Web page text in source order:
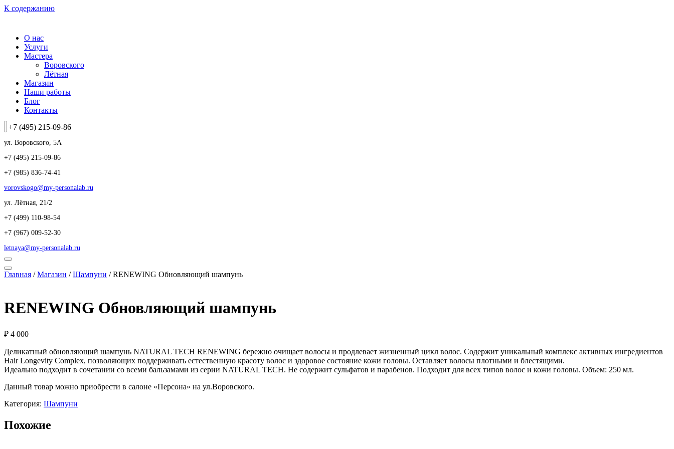
К содержанию
О нас
Услуги
Мастера
Воровского
Лётная
Магазин
Наши работы
Блог
Контакты
+7 (495) 215-09-86
ул. Воровского, 5А
+7 (495) 215-09-86
+7 (985) 836-74-41
vorovskogo@my-personalab.ru
ул. Лётная, 21/2
+7 (499) 110-98-54
+7 (967) 009-52-30
letnaya@my-personalab.ru
Главная /Магазин /Шампуни / RENEWING Обновляющий шампунь
RENEWING Обновляющий шампунь
₽ 4 000
Деликатный обновляющий шампунь NATURAL TECH RENEWING бережно очищает волосы и продлевает жизненный цикл волос. Содержит уникальный комплекс активных ингредиентов
Hair Longevity Complex, позволяющих поддерживать естественную красоту волос и здоровое состояние кожи головы. Оставляет волосы плотными и блестящими.
Идеально подходит в сочетании со всеми бальзамами из серии NATURAL TECH. Не содержит сульфатов и парабенов. Подходит для всех типов волос и кожи головы. Объем: 250 мл.
Данный товар можно приобрести в салоне «Персона» на ул.Воровского.
Категория: Шампуни
Похожие